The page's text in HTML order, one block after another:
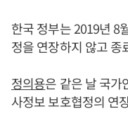
한국 정부는 2019년 8
정을 연장하지 않고 종
정의용은 같은 날 국가
사정보 보호협정의 연